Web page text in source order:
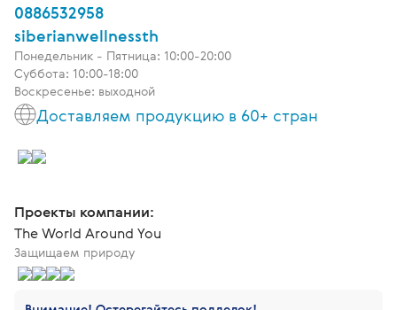
0886532958
siberianwellnessth
Понедельник - Пятница: 10:00-20:00
Суббота: 10:00-18:00
Воскресенье: выходной
Доставляем продукцию в 60+ стран
Проекты компании:
The World Around You
Защищаем природу